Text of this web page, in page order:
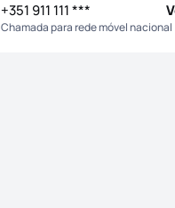
+351 911 111 ***
Chamada para rede móvel nacional